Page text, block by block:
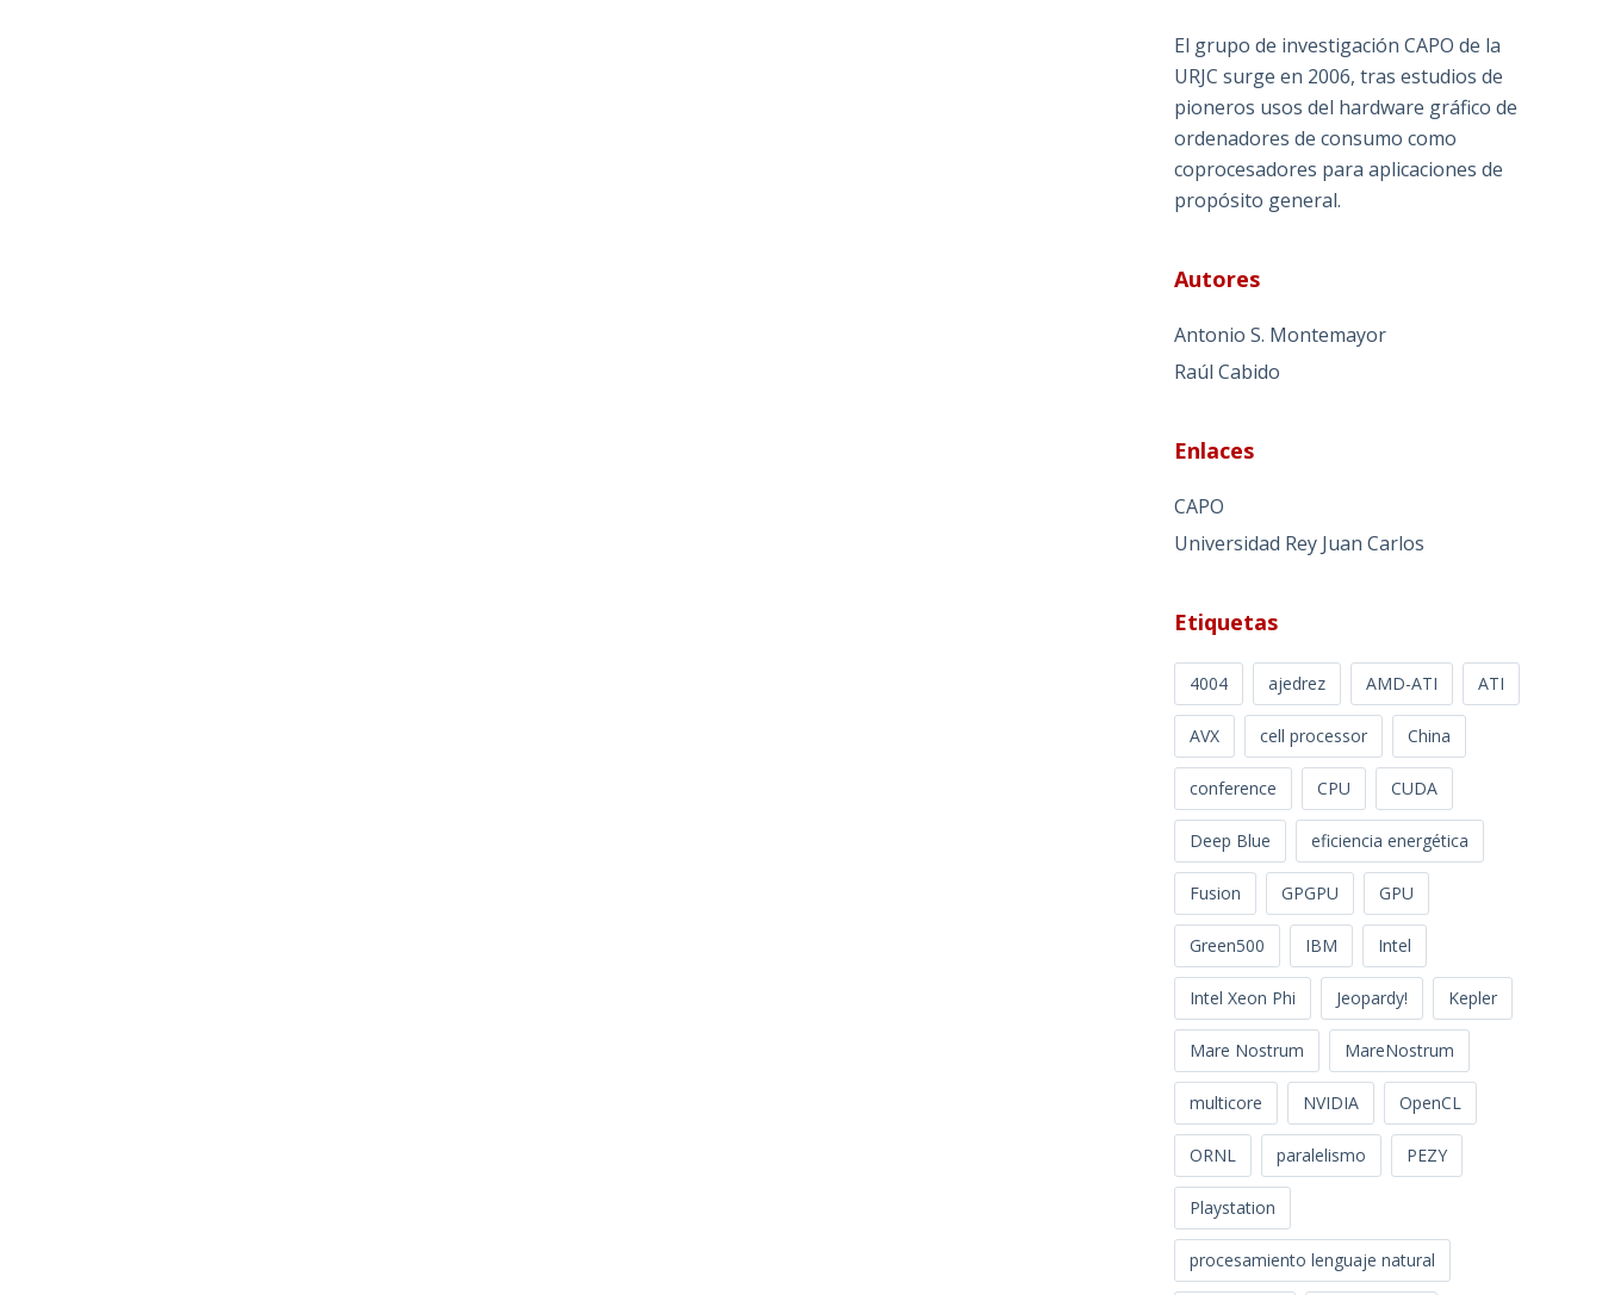
El grupo de investigación CAPO de la
URJC surge en 2006, tras estudios de
pioneros usos del hardware gráfico de
ordenadores de consumo como
coprocesadores para aplicaciones de
propósito general.
Autores
Antonio S. Montemayor
Raúl Cabido
Enlaces
CAPO
Universidad Rey Juan Carlos
Etiquetas
4004 ajedrez AMD-ATI ATI
AVX cell processor China
conference CPU CUDA
Deep Blue eficiencia energética
Fusion GPGPU GPU
Green500 IBM Intel
Intel Xeon Phi Jeopardy! Kepler
Mare Nostrum MareNostrum
multicore NVIDIA OpenCL
ORNL paralelismo PEZY
Playstation
procesamiento lenguaje natural